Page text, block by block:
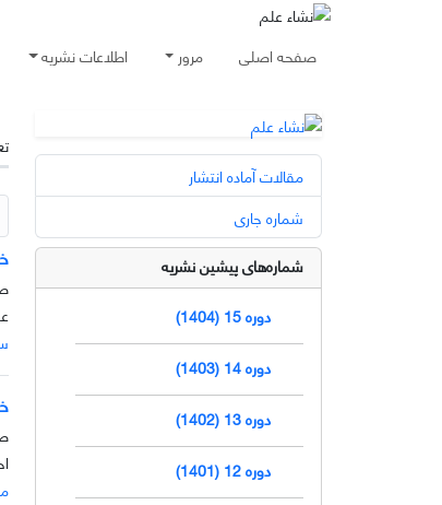
صفحه اصلی مرور اطلاعات نشریه
مقالات آماده انتشار
شماره جاری
شماره‌های پیشین نشریه
دوره 15 (1404)
دوره 14 (1403)
دوره 13 (1402)
دوره 12 (1401)